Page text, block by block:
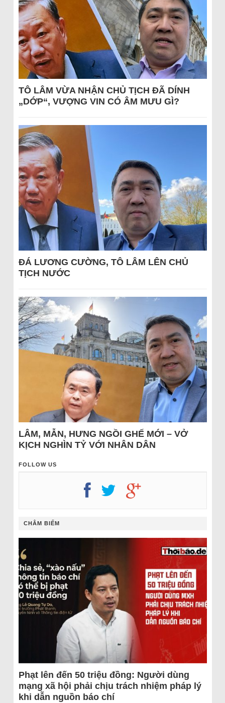
TÔ LÂM VỪA NHẬN CHỦ TỊCH ĐÃ DÍNH
„DỚP“, VƯỢNG VIN CÓ ÂM MƯU GÌ?
ĐÁ LƯƠNG CƯỜNG, TÔ LÂM LÊN CHỦ
TỊCH NƯỚC
LÂM, MẪN, HƯNG NGỒI GHẾ MỚI – VỞ
KỊCH NGHÌN TỶ VỚI NHÂN DÂN
FOLLOW US
CHÂM BIẾM
Phạt lên đến 50 triệu đồng: Người dùng
mạng xã hội phải chịu trách nhiệm pháp lý
khi dẫn nguồn báo chí